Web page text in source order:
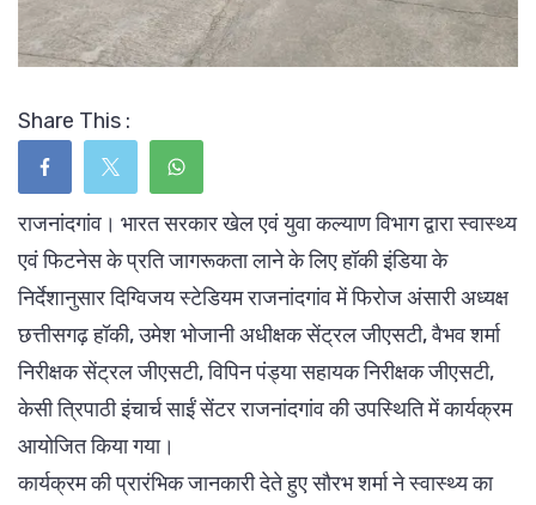
Share This :
राजनांदगांव। भारत सरकार खेल एवं युवा कल्याण विभाग द्वारा स्वास्थ्य
एवं फिटनेस के प्रति जागरूकता लाने के लिए हॉकी इंडिया के
निर्देशानुसार दिग्विजय स्टेडियम राजनांदगांव में फिरोज अंसारी अध्यक्ष
छत्तीसगढ़ हॉकी, उमेश भोजानी अधीक्षक सेंट्रल जीएसटी, वैभव शर्मा
निरीक्षक सेंट्रल जीएसटी, विपिन पंड्या सहायक निरीक्षक जीएसटी,
केसी त्रिपाठी इंचार्च साईं सेंटर राजनांदगांव की उपस्थिति में कार्यक्रम
आयोजित किया गया।
कार्यक्रम की प्रारंभिक जानकारी देते हुए सौरभ शर्मा ने स्वास्थ्य का